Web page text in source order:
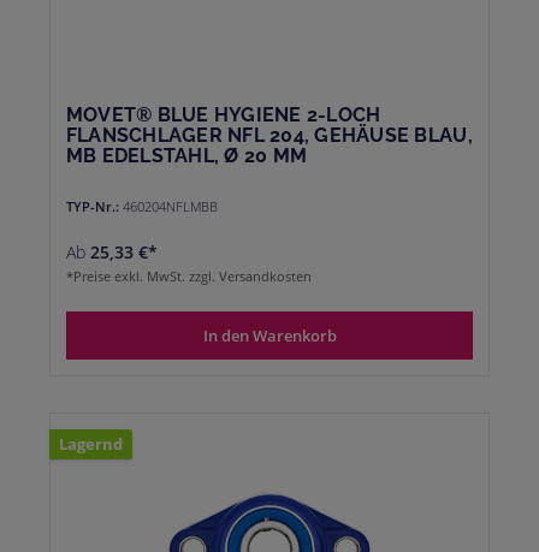
MOVET® BLUE HYGIENE 2-LOCH
FLANSCHLAGER NFL 204, GEHÄUSE BLAU,
MB EDELSTAHL, Ø 20 MM
TYP-Nr.: 460204NFLMBB
Ab 25,33 €*
*Preise exkl. MwSt. zzgl. Versandkosten
In den Warenkorb
Lagernd